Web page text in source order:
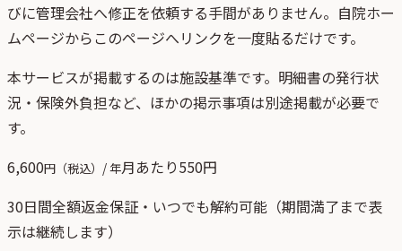
びに管理会社へ修正を依頼する手間がありません。自院ホー
ムページからこのページへリンクを一度貼るだけです。
本サービスが掲載するのは施設基準です。明細書の発行状
況・保険外負担など、ほかの掲示事項は別途掲載が必要で
す。
6,600円（税込）/ 年月あたり550円
30日間全額返金保証・いつでも解約可能（期間満了まで表
示は継続します）